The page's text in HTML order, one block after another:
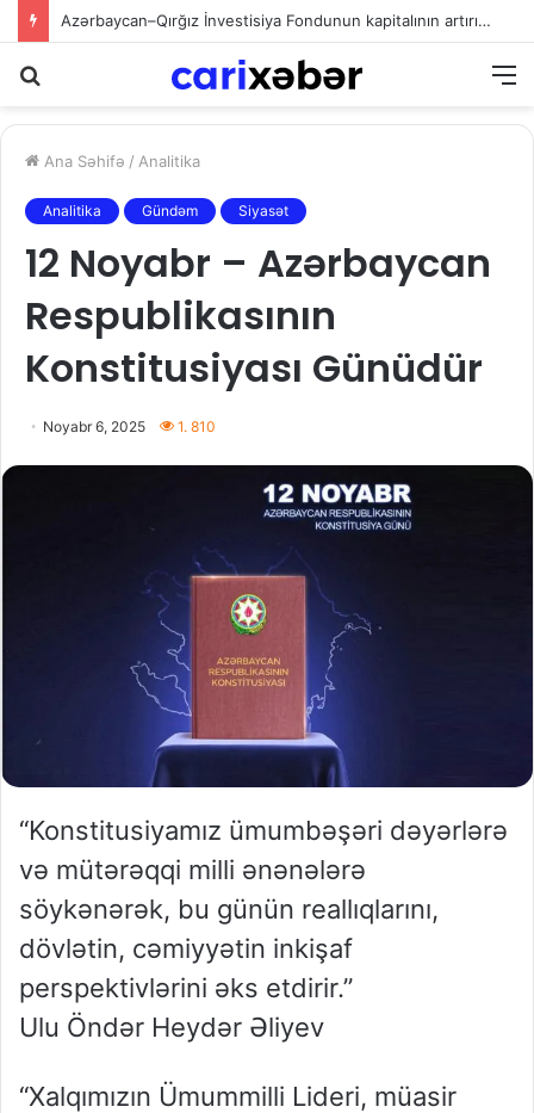
Sədərəkdən Culfaya icra başçısı göndərildi
Ana Səhifə / Analitika
Analitika Gündəm Siyasət
12 Noyabr – Azərbaycan
Respublikasının
Konstitusiyası Günüdür
Noyabr 6, 2025 1. 810
“Konstitusiyamız ümumbəşəri dəyərlərə
və mütərəqqi milli ənənələrə
söykənərək, bu günün reallıqlarını,
dövlətin, cəmiyyətin inkişaf
perspektivlərini əks etdirir.”
Ulu Öndər Heydər Əliyev
“Xalqımızın Ümummilli Lideri, müasir